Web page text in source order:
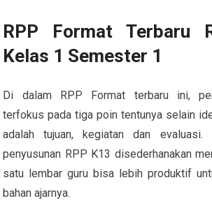
RPP Format Terbaru
Kelas 1 Semester 1
Di dalam RPP Format terbaru ini,
terfokus pada tiga poin tentunya selain
adalah tujuan, kegiatan dan evaluasi.
penyusunan RPP K13 disederhanakan
satu lembar guru bisa lebih produktif
bahan ajarnya.